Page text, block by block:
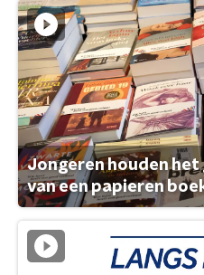
Jongeren houden
van een papieren